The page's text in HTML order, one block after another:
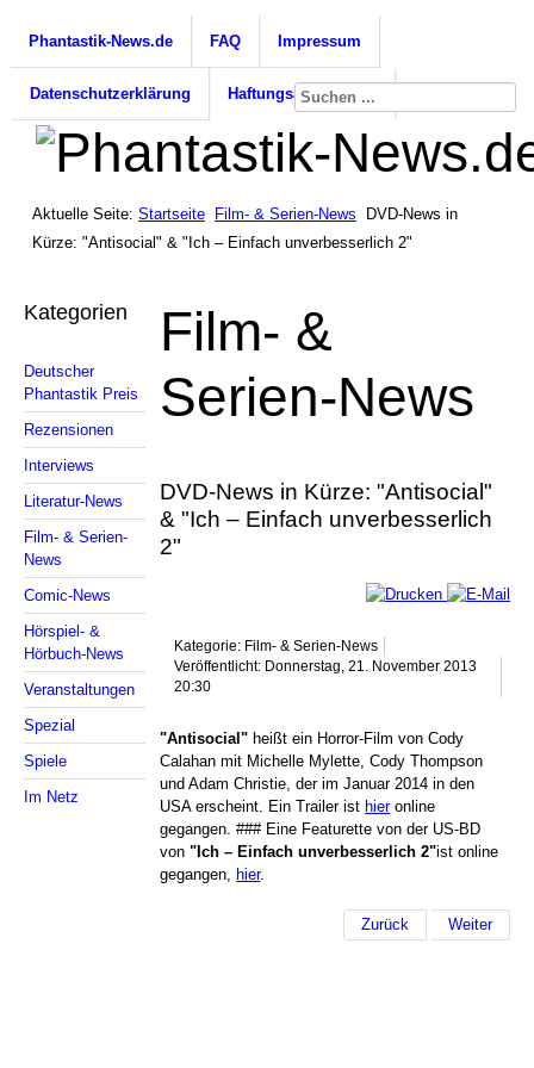
Phantastik-News.de FAQ Impressum
Datenschutzerklärung Haftungsausschluss
Aktuelle Seite: Startseite Film- & Serien-News
DVD-News in
Kürze: "Antisocial" & "Ich – Einfach unverbesserlich 2"
Kategorien
Deutscher
Phantastik Preis
Rezensionen
Interviews
Literatur-News
Film- & Serien-
News
Comic-News
Hörspiel- &
Hörbuch-News
Veranstaltungen
Spezial
Spiele
Im Netz
Film- &
Serien-News
DVD-News in Kürze: "Antisocial"
& "Ich – Einfach unverbesserlich
2"
Kategorie: Film- & Serien-News
Veröffentlicht: Donnerstag, 21. November 2013
20:30
"Antisocial" heißt ein Horror-Film von Cody
Calahan mit Michelle Mylette, Cody Thompson
und Adam Christie, der im Januar 2014 in den
USA erscheint. Ein Trailer ist hieronline
gegangen. ### Eine Featurette von der US-BD
von"Ich – Einfach unverbesserlich 2"ist online
gegangen, hier.
Zurück Weiter